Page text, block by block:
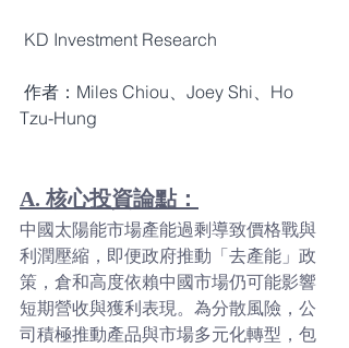
KD Investment Research
Tzu-Hung
A. 核心投資論點：
中國太陽能市場產能過剩導致價格戰與
利潤壓縮，即便政府推動「去產能」政
策，倉和高度依賴中國市場仍可能影響
短期營收與獲利表現。為分散風險，公
司積極推動產品與市場多元化轉型，包